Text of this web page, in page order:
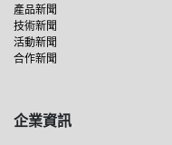
產品新聞
技術新聞
活動新聞
合作新聞
企業資訊